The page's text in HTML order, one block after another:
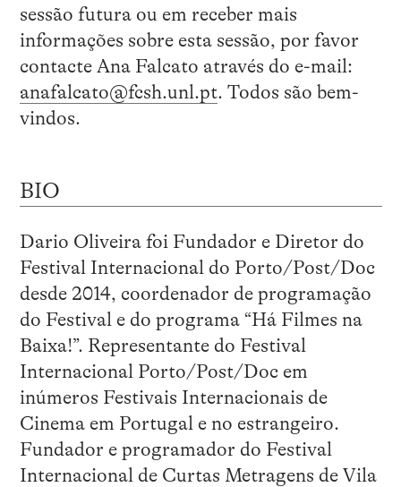
sessão futura ou em receber mais
informações sobre esta sessão, por favor
contacte Ana Falcato através do e-mail:
anafalcato@fcsh.unl.pt. Todos são bem-
vindos.
BIO
Dario Oliveira foi Fundador e Diretor do
Festival Internacional do Porto/Post/Doc
desde 2014, coordenador de programação
do Festival e do programa “Há Filmes na
Baixa!”. Representante do Festival
Internacional Porto/Post/Doc em
inúmeros Festivais Internacionais de
Cinema em Portugal e no estrangeiro.
Fundador e programador do Festival
Internacional de Curtas Metragens de Vila